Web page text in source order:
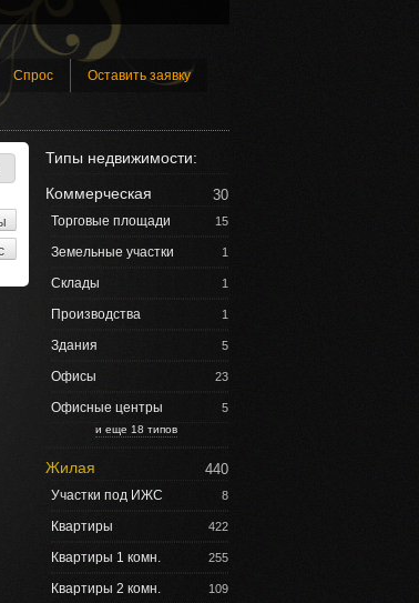
Спрос Оставить заявку
Типы недвижимости:
30
Коммерческая
15
Торговые площади
1
Земельные участки
1
Склады
1
Производства
5
Здания
23
Офисы
5
Офисные центры
и еще 18 типов
440
Жилая
8
Участки под ИЖС
422
Квартиры
255
Квартиры 1 комн.
109
Квартиры 2 комн.